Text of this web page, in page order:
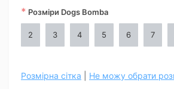
* Розміри Dogs Bomba
2 3 4 5 6 7
Розмірна сітка Не можу обрати